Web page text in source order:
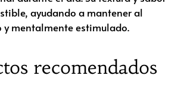
ayudando a mantener al
y mentalmente estimulado.
recomendados